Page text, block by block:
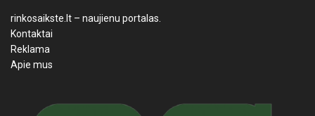
rinkosaikste.lt – naujienu portalas.
Kontaktai
Reklama
Apie mus